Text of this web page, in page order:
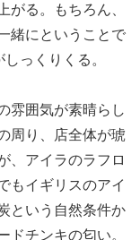
がる。もちろん、
緒にということで
っくりくる。
雰囲気が素晴らし
周り、店全体が琥
、アイラのラフロ
もイギリスのアイ
という自然条件か
ドチンキの匂い。